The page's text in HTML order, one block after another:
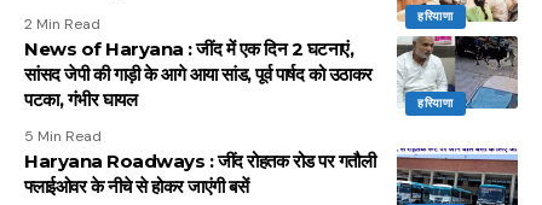
हरियाणा
2 Min Read
हरियाणा
News of Haryana : जींद में एक दिन 2 घटनाएं,
सांसद जेपी की गाड़ी के आगे आया सांड, पूर्व पार्षद को उठाकर
पटका, गंभीर घायल
5 Min Read
Haryana Roadways : जींद रोहतक रोड पर गतौली
फ्लाईओवर के नीचे से होकर जाएंगी बसें